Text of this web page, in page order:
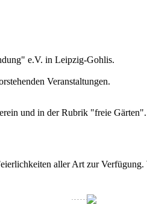
e.V. in Leipzig-Gohlis.
Veranstaltungen.
und in der Rubrik "freie
aller Art zur